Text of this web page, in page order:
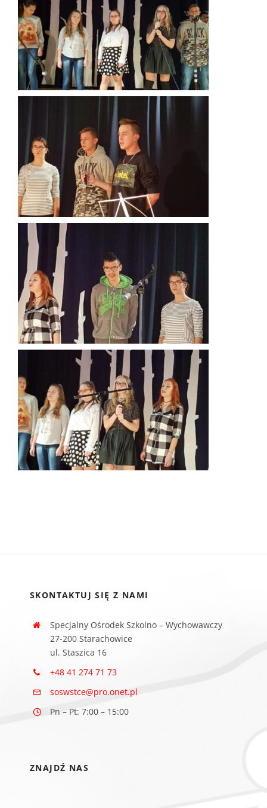
SKONTAKTUJ SIĘ Z NAMI
Specjalny Ośrodek Szkolno – Wychowawczy
27-200 Starachowice
ul. Staszica 16
+48 41 274 71 73
soswstce@pro.onet.pl
Pn – Pt: 7:00 – 15:00
ZNAJDŹ NAS